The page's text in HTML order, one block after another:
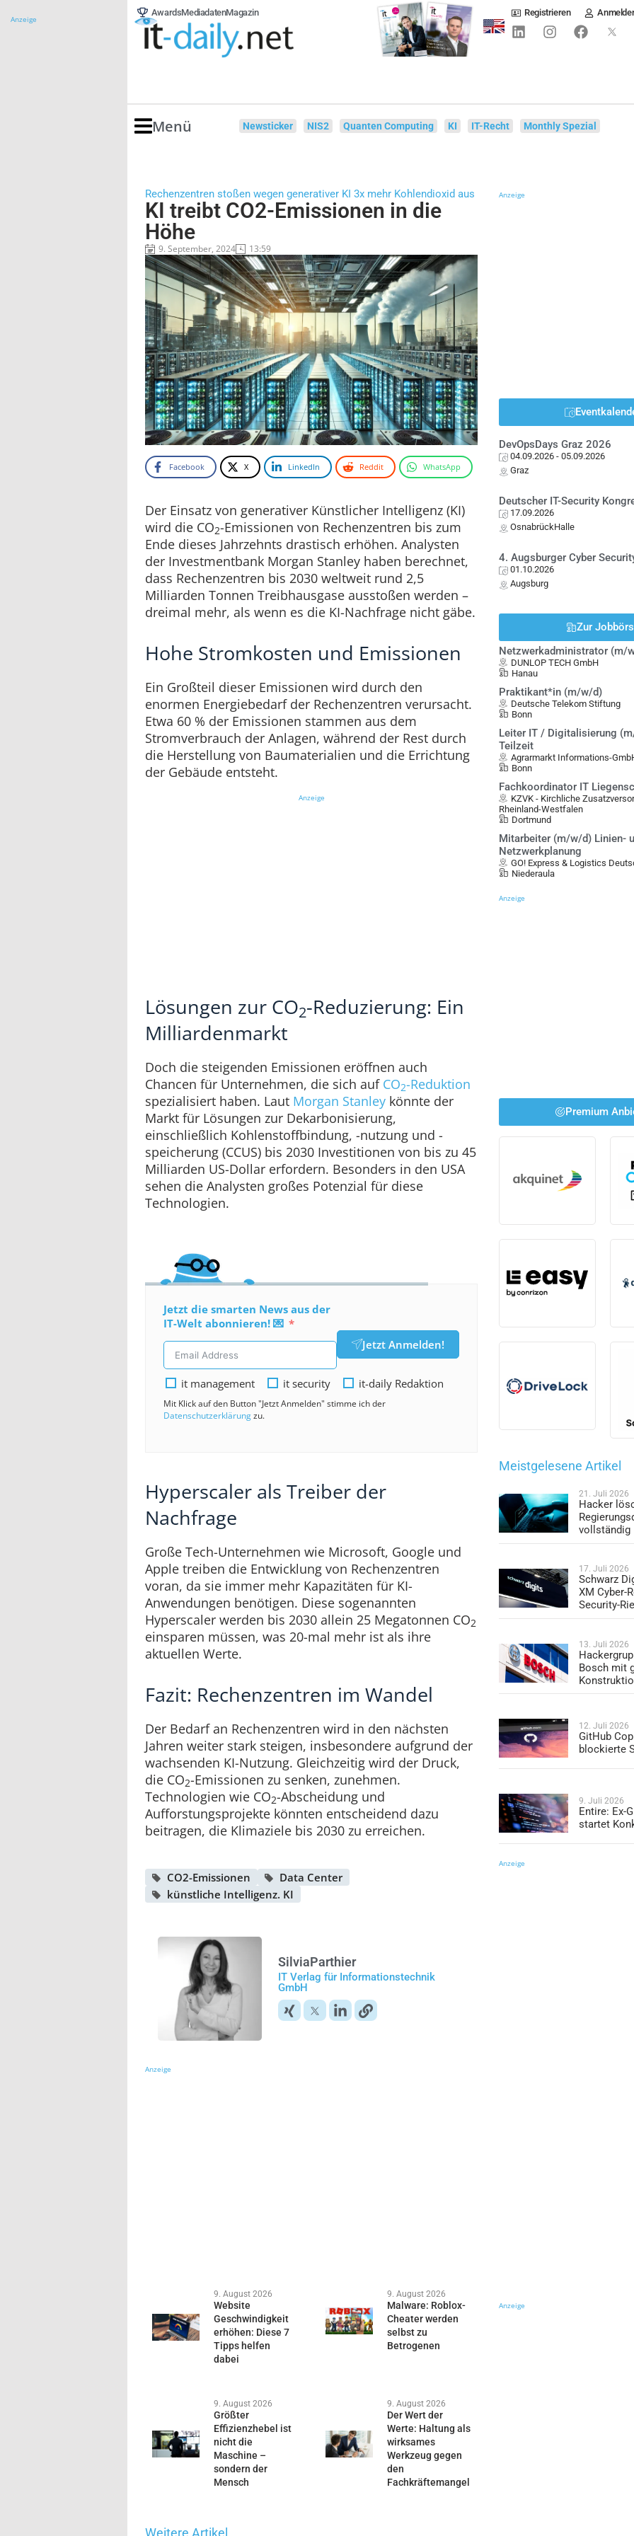
Anzeige
AwardsMediadatenMagazin Registrieren
Menü Newsticker NIS2 Quanten Computing KI IT-Recht Monthly Spezial
Rechenzentren stoßen wegen generativer KI 3x mehr Kohlendioxid aus
KI treibt CO2-Emissionen in die
Höhe
9. September, 2024 13:59
Facebook X LinkedIn Reddit WhatsApp
Der Einsatz von generativer Künstlicher Intelligenz (KI)
wird die CO2-Emissionen von Rechenzentren bis zum
Ende dieses Jahrzehnts drastisch erhöhen. Analysten
der Investmentbank Morgan Stanley haben berechnet,
dass Rechenzentren bis 2030 weltweit rund 2,5
Milliarden Tonnen Treibhausgase ausstoßen werden –
dreimal mehr, als wenn es die KI-Nachfrage nicht gäbe.
Hohe Stromkosten und Emissionen
Ein Großteil dieser Emissionen wird durch den
enormen Energiebedarf der Rechenzentren verursacht.
Etwa 60 % der Emissionen stammen aus dem
Stromverbrauch der Anlagen, während der Rest durch
die Herstellung von Baumaterialien und die Errichtung
der Gebäude entsteht.
Anzeige
Lösungen zur CO2-Reduzierung: Ein
Milliardenmarkt
Doch die steigenden Emissionen eröffnen auch
Chancen für Unternehmen, die sich auf CO2-Reduktion
spezialisiert haben. Laut Morgan Stanley könnte der
Markt für Lösungen zur Dekarbonisierung,
einschließlich Kohlenstoffbindung, -nutzung und -
speicherung (CCUS) bis 2030 Investitionen von bis zu 45
Milliarden US-Dollar erfordern. Besonders in den USA
sehen die Analysten großes Potenzial für diese
Technologien.
Jetzt die smarten News aus der
IT-Welt abonnieren! 💌
Jetzt Anmelden!
it management it security it-daily Redaktion
Mit Klick auf den Button "Jetzt Anmelden" stimme ich der
Datenschutzerklärungzu.
Hyperscaler als Treiber der
Nachfrage
Große Tech-Unternehmen wie Microsoft, Google und
Apple treiben die Entwicklung von Rechenzentren
voran, da sie immer mehr Kapazitäten für KI-
Anwendungen benötigen. Diese sogenannten
Hyperscaler werden bis 2030 allein 25 Megatonnen CO2
einsparen müssen, was 20-mal mehr ist als ihre
aktuellen Werte.
Fazit: Rechenzentren im Wandel
Der Bedarf an Rechenzentren wird in den nächsten
Jahren weiter stark steigen, insbesondere aufgrund der
wachsenden KI-Nutzung. Gleichzeitig wird der Druck,
die CO2-Emissionen zu senken, zunehmen.
Technologien wie CO2-Abscheidung und
Aufforstungsprojekte könnten entscheidend dazu
beitragen, die Klimaziele bis 2030 zu erreichen.
CO2-Emissionen
Data Center
künstliche Intelligenz. KI
SilviaParthier
IT Verlag für Informationstechnik
GmbH
Anzeige
9. August 2026
Website
Geschwindigkeit
erhöhen: Diese 7
Tipps helfen
dabei
9. August 2026
Malware: Roblox-
Cheater werden
selbst zu
Betrogenen
9. August 2026
Größter
Effizienzhebel ist
nicht die
Maschine –
sondern der
Mensch
9. August 2026
Der Wert der
Werte: Haltung als
wirksames
Werkzeug gegen
den
Fachkräftemangel
Weitere Artikel
Anzeige
DevOpsDays Graz 2026
04.09.2026 - 05.09.2026
Graz
Deutscher IT-Security
17.09.2026
OsnabrückHalle
4. Augsburger Cyber
01.10.2026
Augsburg
Zur
Netzwerkadministrator (m/
DUNLOP TECH GmbH
Hanau
Praktikant*in (m/w/d)
Deutsche Telekom Stiftung
Bonn
Leiter IT / Digitalisierung
Teilzeit
Agrarmarkt Informations-
Bonn
Fachkoordinator IT
KZVK - Kirchliche
Rheinland-Westfalen
Dortmund
Mitarbeiter (m/w/d) Linien-
Netzwerkplanung
GO! Express & Logistics
Niederaula
Anzeige
Premium
Meistgelesene Artikel
21. Juli 2026
Hacker
vollständig
17. Juli 2026
Schwarz
XM Cyber-
Security-
13. Juli 2026
Bosch mit
12. Juli 2026
GitHub
blockierte
9. Juli 2026
Entire: Ex-
startet
Anzeige
Anzeige